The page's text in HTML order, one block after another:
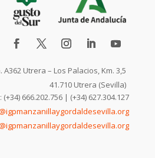
A362 Utrera – Los Palacios, Km. 3,5
41.710 Utrera (Sevilla)
(+34) 666.202.756 | (+34) 627.304.127